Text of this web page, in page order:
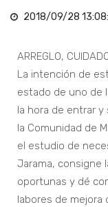
2018/09/28
ARREGLO,
La intención de
estado de uno de
la hora de entrar y
la Comunidad de
el estudio de
Jarama, consigne
oportunas y dé
labores de mejora